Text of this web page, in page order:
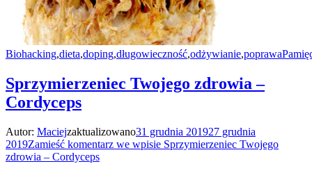
Biohacking,dieta,doping,długowieczność,odżywianie,
Sprzymierzeniec Twojego zdrowia –
Cordyceps
Autor: Maciejzaktualizowano31 grudnia 201927 grudnia
2019Zamieść komentarz we wpisie Sprzymierzeniec Twojego
zdrowia – Cordyceps